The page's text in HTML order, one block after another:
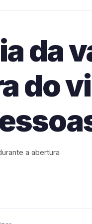
da
do
a abertura